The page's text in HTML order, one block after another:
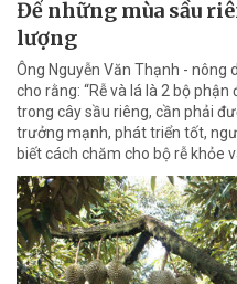
Để những mùa sầu
lượng
Ông Nguyễn Văn Thạnh - nông
cho rằng: “Rễ và lá là 2 bộ
trong cây sầu riêng, cần phải
trưởng mạnh, phát triển tốt,
biết cách chăm cho bộ rễ khỏe